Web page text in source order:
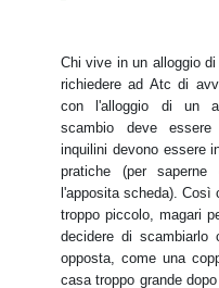
Chi vive in un alloggio
richiedere ad Atc di
con l'alloggio di un
scambio deve
inquilini devono essere
pratiche (per
l'apposita scheda). Così
troppo piccolo, magari
decidere di scambiarlo
opposta, come una
casa troppo grande